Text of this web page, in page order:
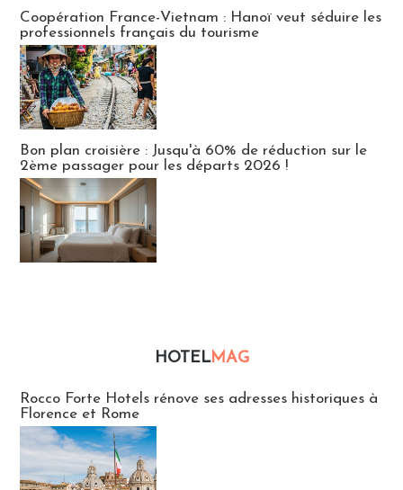
Coopération France-Vietnam : Hanoï veut séduire les
professionnels français du tourisme
Bon plan croisière : Jusqu'à 60% de réduction sur le
2ème passager pour les départs 2026 !
HOTELMAG
Rocco Forte Hotels rénove ses adresses historiques à
Florence et Rome